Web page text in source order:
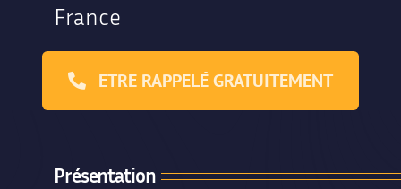
France
ETRE RAPPELÉ GRATUITEMENT
Présentation